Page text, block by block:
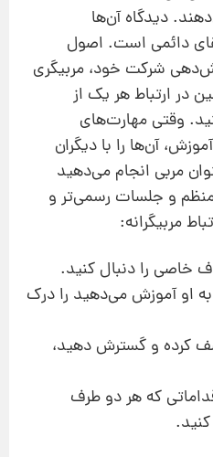
دیدگاه آن‌ها
دائمی است. اصول
شرکت خود، مربیگری
در ارتباط هر یک از
وقتی مهارت‌های
آن‌ها را با دیگران
مربی انجام می‌دهید
و جلسات رسمی‌تر و
مربیگرانه:
او آموزش می‌دهید را درک
کرده و گسترش دهید،
که هر دو طرف